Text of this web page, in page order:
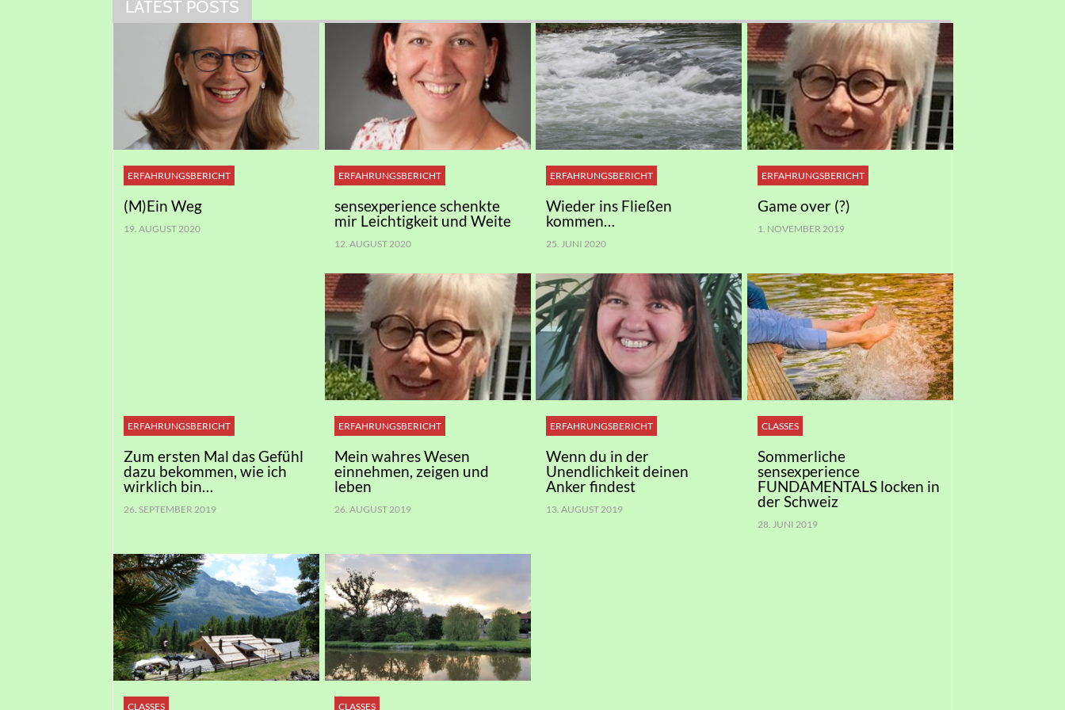
LATEST POSTS
ERFAHRUNGSBERICHT
(M)Ein Weg
19. AUGUST 2020
ERFAHRUNGSBERICHT
sensexperience schenkte
mir Leichtigkeit und Weite
12. AUGUST 2020
ERFAHRUNGSBERICHT
Wieder ins Fließen
kommen…
25. JUNI 2020
ERFAHRUNGSBERICHT
Game over (?)
1. NOVEMBER 2019
ERFAHRUNGSBERICHT
Zum ersten Mal das Gefühl
dazu bekommen, wie ich
wirklich bin…
26. SEPTEMBER 2019
ERFAHRUNGSBERICHT
Mein wahres Wesen
einnehmen, zeigen und
leben
26. AUGUST 2019
ERFAHRUNGSBERICHT
Wenn du in der
Unendlichkeit deinen
Anker findest
13. AUGUST 2019
CLASSES
Sommerliche
sensexperience
FUNDAMENTALS locken in
der Schweiz
28. JUNI 2019
CLASSES CLASSES